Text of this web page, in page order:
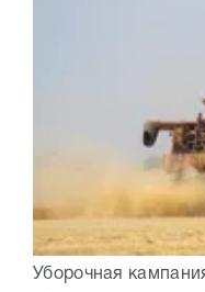
Уборочная